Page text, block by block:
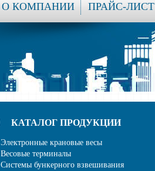
О КОМПАНИИ ПРАЙС-ЛИСТ
КАТАЛОГ ПРОДУКЦИИ
Электронные крановые весы
Весовые терминалы
Системы бункерного взвешивания